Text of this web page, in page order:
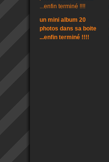
un mini album 20
photos dans sa boite
...enfin terminé !!!!